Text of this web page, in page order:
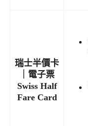
瑞士半價卡
｜電子票
Swiss Half
Fare Card